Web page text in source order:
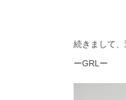
続きまして、
ーGRLー